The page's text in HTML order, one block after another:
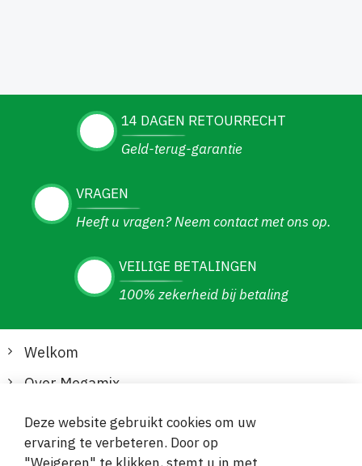
14 DAGEN RETOURRECHT
Geld-terug-garantie
VRAGEN
Heeft u vragen? Neem contact met ons op.
VEILIGE BETALINGEN
100% zekerheid bij betaling
Welkom
Over Megamix
Informatie
Klantenservice
Deze website gebruikt cookies om uw
ervaring te verbeteren. Door op